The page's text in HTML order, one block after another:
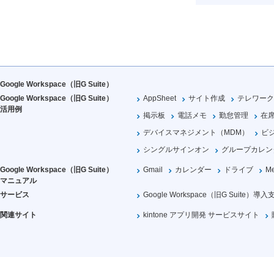
Google Workspace（旧G Suite）
Google Workspace（旧G Suite）
活用例
AppSheet サイト作成
テレワーク
掲示板
電話メモ 勤怠管理
在
デバイスマネジメント（MDM）
ビ
シングルサインオン
グループカレ
Google Workspace（旧G Suite）
マニュアル
Gmail カレンダー ドライブ
サービス Google Workspace（旧G Suite）導入
関連サイト kintone アプリ開発 サービスサイト